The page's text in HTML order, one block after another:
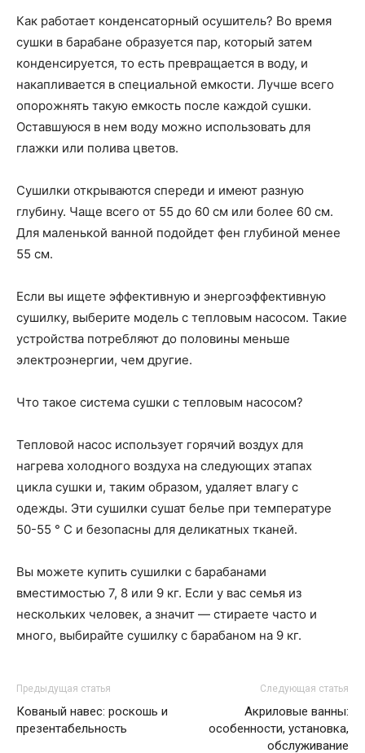
Как работает конденсаторный осушитель? Во время
сушки в барабане образуется пар, который затем
конденсируется, то есть превращается в воду, и
накапливается в специальной емкости. Лучше всего
опорожнять такую ​​емкость после каждой сушки.
Оставшуюся в нем воду можно использовать для
глажки или полива цветов.
Сушилки открываются спереди и имеют разную
глубину. Чаще всего от 55 до 60 см или более 60 см.
Для маленькой ванной подойдет фен глубиной менее
55 см.
Если вы ищете эффективную и энергоэффективную
сушилку, выберите модель с тепловым насосом. Такие
устройства потребляют до половины меньше
электроэнергии, чем другие.
Что такое система сушки с тепловым насосом?
Тепловой насос использует горячий воздух для
нагрева холодного воздуха на следующих этапах
цикла сушки и, таким образом, удаляет влагу с
одежды. Эти сушилки сушат белье при температуре
50-55 ° C и безопасны для деликатных тканей.
Вы можете купить сушилки с барабанами
вместимостью 7, 8 или 9 кг. Если у вас семья из
нескольких человек, а значит — стираете часто и
много, выбирайте сушилку с барабаном на 9 кг.
Предыдущая статья
Кованый навес: роскошь и
презентабельность
Следующая статья
Акриловые ванны:
особенности, установка,
обслуживание